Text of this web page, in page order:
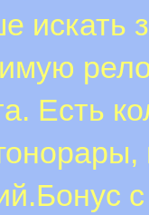
искать
Есть